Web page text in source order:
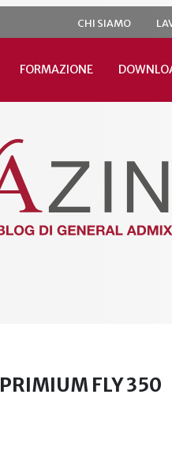
CHI SIAMO
FORMAZIONE
PRIMIUM FLY 350